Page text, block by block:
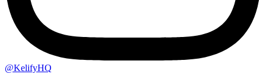
@KelifyHQ